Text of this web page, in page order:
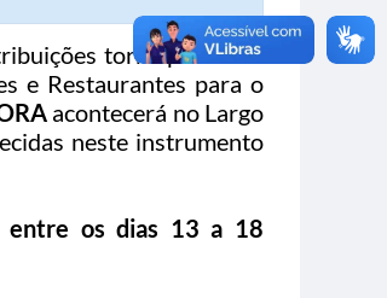
torna público o
e Restaurantes para o
acontecerá no Largo
neste instrumento
entre os dias 13 a 18